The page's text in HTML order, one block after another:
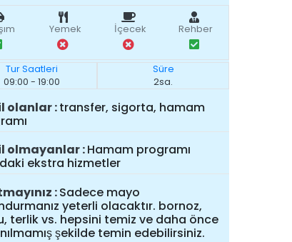
Yemek İçecek Rehber
Tur Saatleri
09:00 - 19:00
Süre
2sa.
olanlar transfer, sigorta, hamam
olmayanlar Hamam programı
ekstra hizmetler
Sadece mayo
yeterli olacaktır. bornoz,
terlik vs. hepsini temiz ve daha önce
şekilde temin edebilirsiniz.